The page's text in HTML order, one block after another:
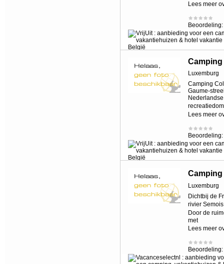
Lees meer
Beoordeling:
Camping
Luxemburg
Camping
Gaume-
Lees meer
Beoordeling:
Luxemburg
Dichtbij de
rivier
Door de
met
Lees meer
Beoordeling: